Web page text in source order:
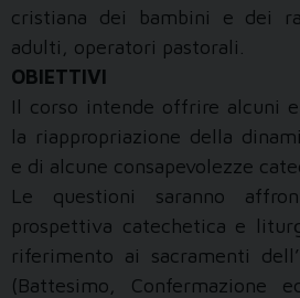
cristiana dei bambini e dei
adulti, operatori pastorali.
OBIETTIVI
Il corso intende offrire alcuni
la riappropriazione della
e di alcune consapevolezze
Le questioni saranno
prospettiva catechetica e
riferimento ai sacramenti
(Battesimo, Confermazione